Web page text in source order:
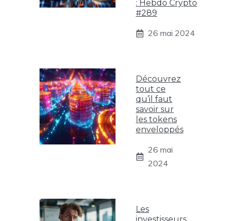
: Hebdo Crypto
#289
26 mai 2024
Découvrez
tout ce
qu’il faut
savoir sur
les tokens
enveloppés
26 mai
2024
Les
investisseurs